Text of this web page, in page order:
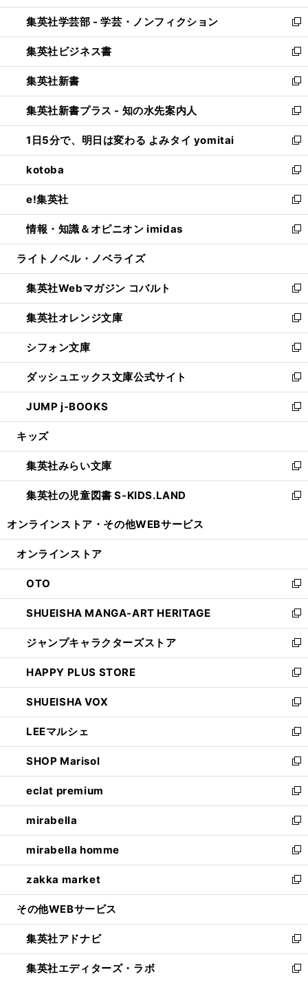
開
く
ウ
で
開
く
ン
ド
ウ
で
開
く
ウ
ィ
ン
ド
ウ
で
開
く
集英社学芸部 - 学芸・ノンフィクション
新
し
い
ウ
ィ
ン
ド
ウ
で
開
く
集英社ビジネス書
新
し
い
ウ
ィ
ン
ド
ウ
で
開
く
集英社新書
新
し
い
ウ
ィ
ン
ド
ウ
で
開
く
集英社新書プラス - 知の水先案内人
新
し
い
ウ
ィ
ン
ド
ウ
で
開
1日5分で、明日は変わる よみタイ yomitai
新
し
い
ウ
ィ
ン
ド
ウ
開
く
kotoba
新
し
い
ウ
ィ
ン
ウ
で
開
く
e!集英社
新
し
い
ウ
ン
ド
ウ
で
開
く
情報・知識＆オピニオン imidas
新
し
ウ
ィ
ン
ド
ウ
で
開
く
ライトノベル・ノベライズ
集英社Webマガジン コバルト
新
し
い
ウ
ィ
ン
ド
ウ
で
開
集英社オレンジ文庫
新
し
い
ウ
ィ
ン
ド
ウ
開
く
シフォン文庫
新
し
い
ウ
ィ
ン
ウ
で
開
く
ダッシュエックス文庫公式サイト
新
し
い
ウ
ン
ド
ウ
で
JUMP j-BOOKS
新
し
ウ
ィ
ン
ド
開
キッズ
集英社みらい文庫
新
し
い
ン
ウ
で
開
く
集英社の児童図書 S-KIDS.LAND
新
ウ
ン
ド
ウ
で
開
く
オンラインストア・ その他WEBサービス
オンラインストア
OTO
新
し
い
ウ
ィ
ン
ド
ウ
で
開
く
SHUEISHA MANGA-ART HERITAGE
新
し
い
ウ
ィ
ン
ド
ウ
で
開
く
ジャンプキャラクターズストア
新
し
い
ウ
ィ
ン
ド
ウ
で
開
く
HAPPY PLUS STORE
新
し
い
ウ
ィ
ン
ド
ウ
で
開
く
SHUEISHA VOX
新
し
い
ウ
ィ
ン
ド
ウ
で
開
く
LEEマルシェ
新
し
い
ウ
ィ
ン
ド
ウ
で
開
く
SHOP Marisol
新
し
い
ウ
ィ
ン
ド
ウ
で
開
eclat premium
新
し
い
ウ
ィ
ン
ド
ウ
開
く
mirabella
新
し
い
ウ
ィ
ン
ウ
で
開
く
mirabella homme
新
し
い
ウ
ン
ド
ウ
で
zakka market
新
し
ウ
ィ
ン
ド
その他WEBサービス
集英社アドナビ
新
し
い
集英社エディターズ・ラボ
新